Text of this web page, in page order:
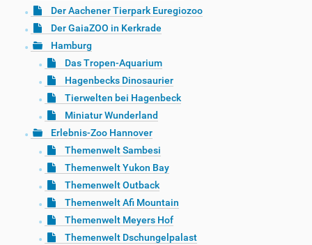
Der Aachener Tierpark Euregiozoo
Der GaiaZOO in Kerkrade
Hamburg
Das Tropen-Aquarium
Hagenbecks Dinosaurier
Tierwelten bei Hagenbeck
Miniatur Wunderland
Erlebnis-Zoo Hannover
Themenwelt Sambesi
Themenwelt Yukon Bay
Themenwelt Outback
Themenwelt Afi Mountain
Themenwelt Meyers Hof
Themenwelt Dschungelpalast